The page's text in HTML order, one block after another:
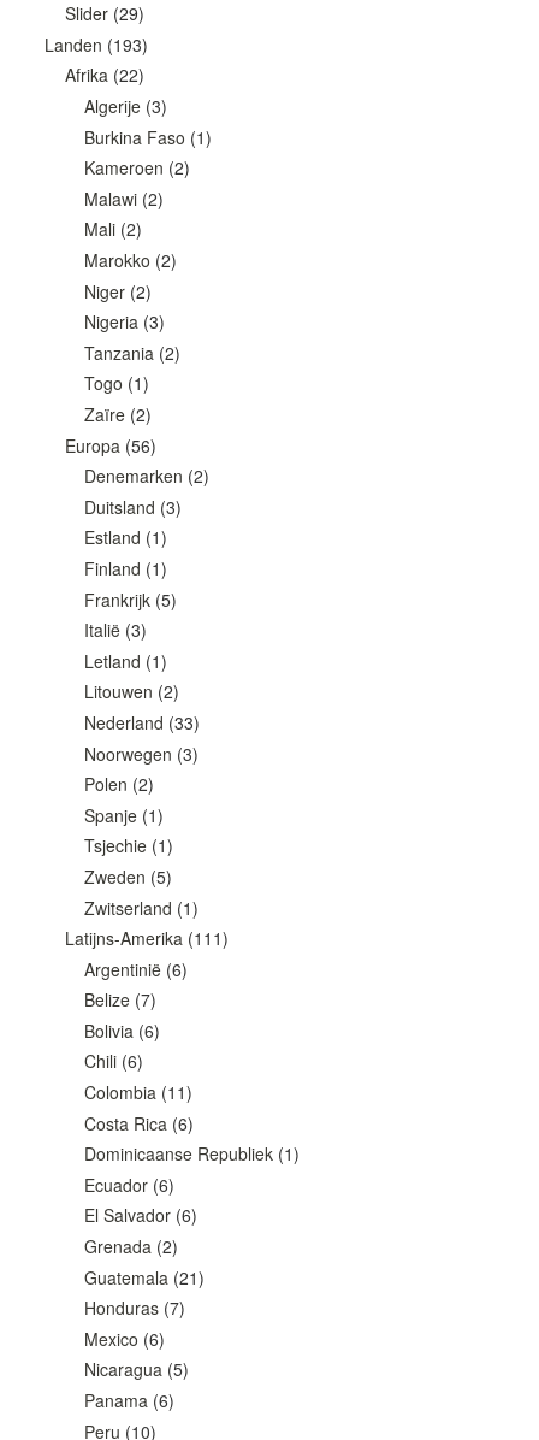
Slider(29)
Landen (193)
Afrika(22)
Algerije (3)
Burkina Faso (1)
Kameroen (2)
Malawi (2)
Mali (2)
Marokko (2)
Niger (2)
Nigeria (3)
Tanzania (2)
Togo (1)
Zaïre (2)
Europa (56)
Denemarken (2)
Duitsland (3)
Estland (1)
Finland (1)
Frankrijk (5)
Italië (3)
Letland (1)
Litouwen (2)
Nederland (33)
Noorwegen (3)
Polen (2)
Spanje (1)
Tsjechie (1)
Zweden (5)
Zwitserland (1)
Latijns-Amerika(111)
Argentinië (6)
Belize (7)
Bolivia (6)
Chili (6)
Colombia (11)
Costa Rica (6)
Dominicaanse Republiek (1)
Ecuador (6)
El Salvador (6)
Grenada (2)
Guatemala (21)
Honduras (7)
Mexico (6)
Nicaragua (5)
Panama (6)
Peru (10)